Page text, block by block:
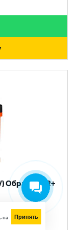
Обратная, R+
на
Принять